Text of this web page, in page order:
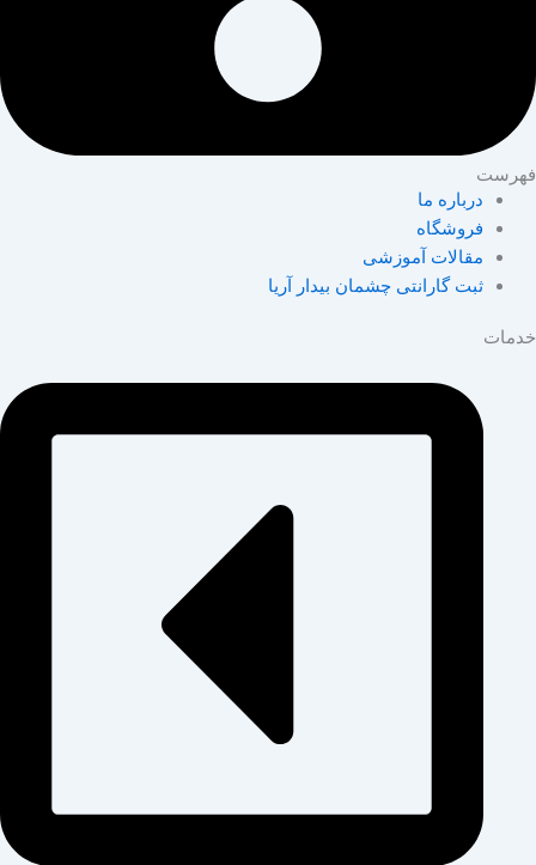
فهرست
درباره ما
فروشگاه
مقالات آموزشی
ثبت گارانتی چشمان بیدار آریا
خدمات